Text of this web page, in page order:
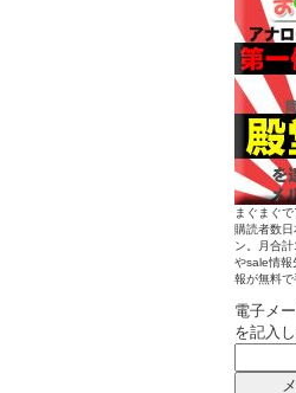
まぐまぐ
購読者数
ン。月合
やsale情報
報が無料で
電子メ
を記入